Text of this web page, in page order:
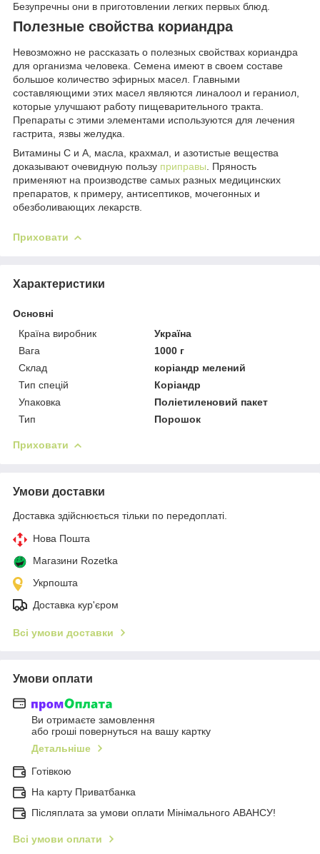
Безупречны они в приготовлении легких первых блюд.
Полезные свойства кориандра
Невозможно не рассказать о полезных свойствах кориандра
для организма человека. Семена имеют в своем составе
большое количество эфирных масел. Главными
составляющими этих масел являются линалоол и гераниол,
которые улучшают работу пищеварительного тракта.
Препараты с этими элементами используются для лечения
гастрита, язвы желудка.
Витамины С и А, масла, крахмал, и азотистые вещества
доказывают очевидную пользу приправы . Пряность
применяют на производстве самых разных медицинских
препаратов, к примеру, антисептиков, мочегонных и
обезболивающих лекарств.
Приховати
Характеристики
Основні
Країна виробник
Україна
Вага
1000 г
Склад
коріандр мелений
Тип спецій
Коріандр
Упаковка
Поліетиленовий пакет
Тип
Порошок
Приховати
Умови доставки
Доставка здійснюється тільки по передоплаті.
Нова Пошта
Магазини Rozetka
Укрпошта
Доставка кур'єром
Всі умови доставки
Умови оплати
Ви отримаєте замовлення
або гроші повернуться на вашу картку
Детальніше
Готівкою
На карту Приватбанка
Післяплата за умови оплати Мінімального АВАНСУ!
Всі умови оплати